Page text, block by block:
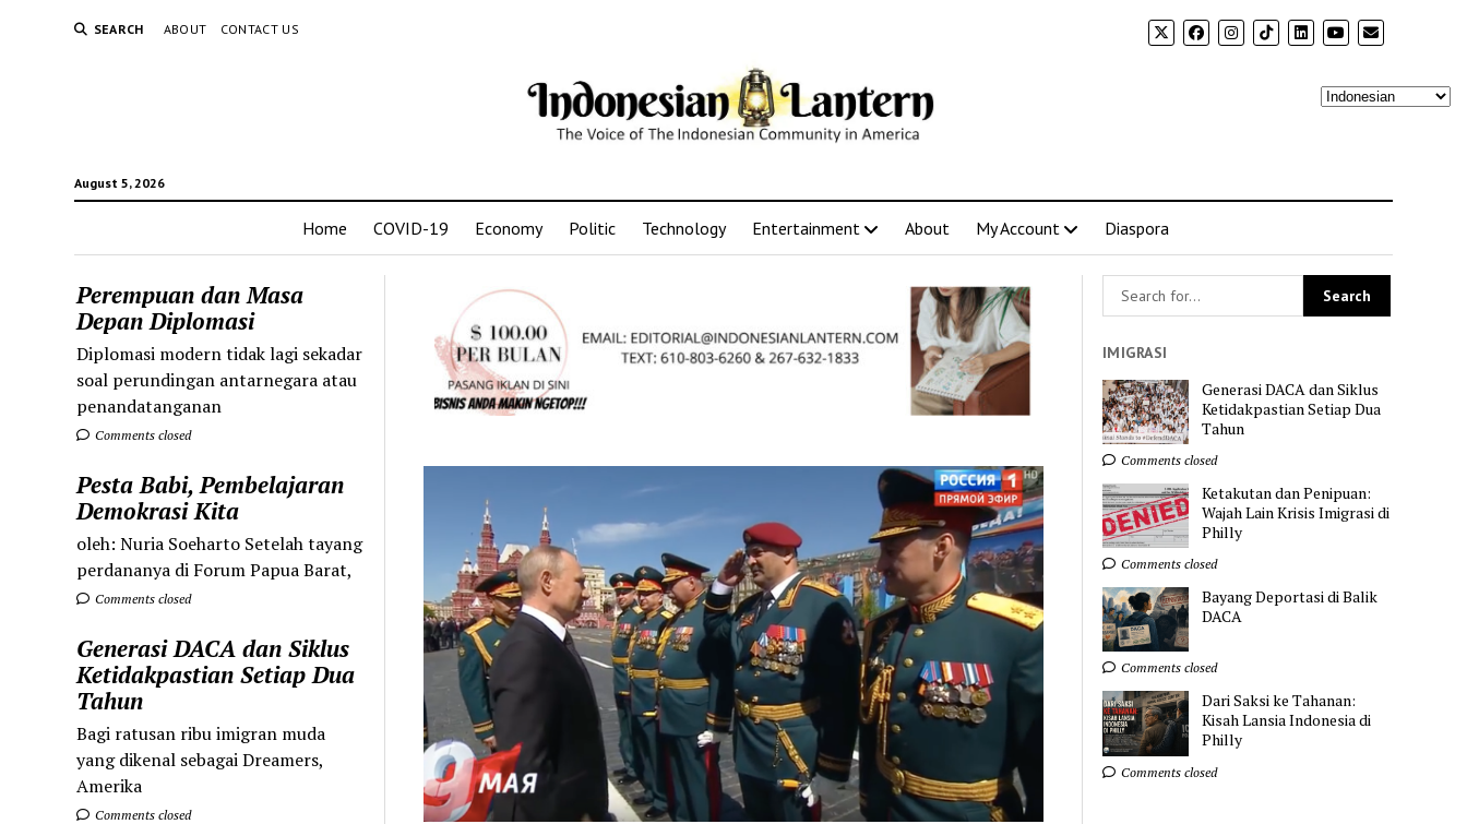
SEARCH ABOUT CONTACT US
August 5, 2026
Home COVID-19 Economy Politic Technology Entertainment About My Account Diaspora
Perempuan dan Masa
Depan Diplomasi
Diplomasi modern tidak lagi sekadar
soal perundingan antarnegara atau
penandatanganan
Comments closed
Pesta Babi, Pembelajaran
Demokrasi Kita
oleh: Nuria Soeharto Setelah tayang
perdananya di Forum Papua Barat,
Comments closed
Generasi DACA dan Siklus
Ketidakpastian Setiap Dua
Tahun
Bagi ratusan ribu imigran muda
yang dikenal sebagai Dreamers,
Amerika
Comments closed
IMIGRASI
Generasi DACA dan Siklus
Ketidakpastian Setiap Dua
Tahun
Comments closed
Ketakutan dan Penipuan:
Wajah Lain Krisis Imigrasi di
Philly
Comments closed
Bayang Deportasi di Balik
DACA
Comments closed
Dari Saksi ke Tahanan:
Kisah Lansia Indonesia di
Philly
Comments closed